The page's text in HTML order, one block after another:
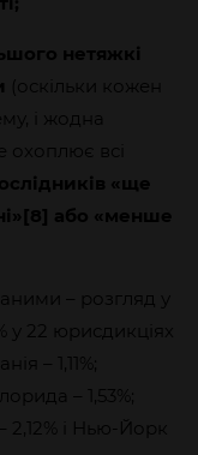
нетяжкі
(оскільки кожен
і жодна
охоплює всі
« ще
»[8] або « менше
– розгляд у
22 юрисдикціях
– 1,11%;
– 1,53%;
2,12% і Нью-Йорк